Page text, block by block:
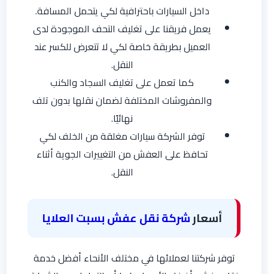
داخل السيارات باحترافية لكي يتحمل المسافة.
يعمل فريقنا على تغليف التحف الموجودة لدى
العميل بطريقة خاصة لكي لا تتعرض للكسر عند
النقل.
كما تعمل على تغليف السجاد والكنب
والمفروشات المختلفة لضمان نقلها بدون تلف
نهائيًا.
توفر الشركة سيارات مغلقة من الخلف لكي
تحافظ على العفش من التغييرات الجوية أثناء
النقل.
أسعارشركة نقل عفش بسبت العلايا
توفر شركتنا لعملائها في مختلف الأنحاء أفضل خدمة